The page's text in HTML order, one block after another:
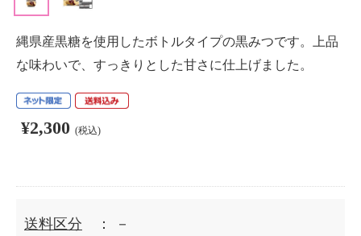
縄県産黒糖を使用したボトルタイプの黒みつです。上品
な味わいで、すっきりとした甘さに仕上げました。
¥2,300 (税込)
送料区分 ： －